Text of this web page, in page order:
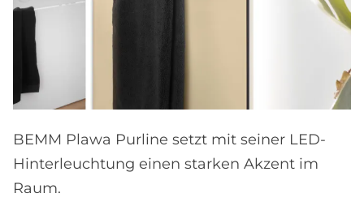
BEMM Plawa Purline setzt mit seiner LED-
Hinterleuchtung einen starken Akzent im
Raum.